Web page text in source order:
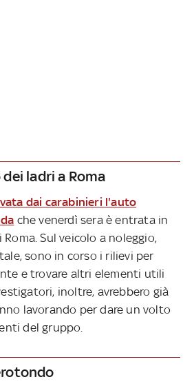
ladri a Roma
dai carabinieri l'auto
che venerdì sera è entrata in
Sul veicolo a noleggio,
sono in corso i rilievi per
e trovare altri elementi utili
inoltre, avrebbero già
lavorando per dare un volto
del gruppo.